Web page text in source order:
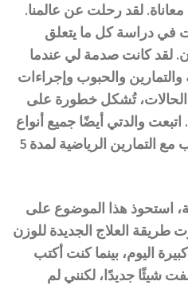
معاناة. لقد رحلت عن عالمنا.
في دراسة كل ما يتعلق
لقد كانت صدمة لي عندما
والحبوب وإجراءات
- في 90٪ من الحالات، تُشكل خطورة على
والدتي أيضًا جميع أنواع
الأنظمة الغذائية جنبًا إلى جنب مع التمارين الرياضية لمدة 5
استحوذ هذا الموضوع على
طريقة العلاج الجديدة للوزن
اليوم، بينما كنت أكتب
شيئًا جديدًا، لكنني لم